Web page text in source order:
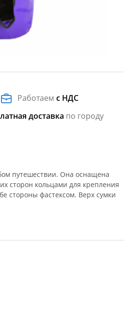
Работаемс НДС
доставка по городу
путешествии. Она оснащена
сторон кольцами для крепления
стороны фастексом. Верх сумки